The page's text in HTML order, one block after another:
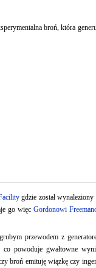
broń, która
gdzie został
go więcGordonowi
przewodem z
powoduje gwałtowne
broń emituję wiązkę czy